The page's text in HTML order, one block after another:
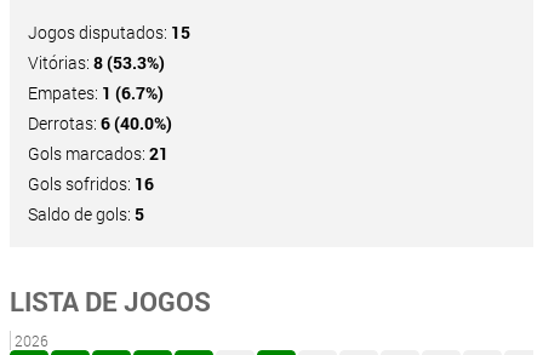
Jogos disputados: 15
Vitórias: 8 (53.3%)
Empates: 1 (6.7%)
Derrotas: 6 (40.0%)
Gols marcados: 21
Gols sofridos: 16
Saldo de gols: 5
LISTA DE JOGOS
2026